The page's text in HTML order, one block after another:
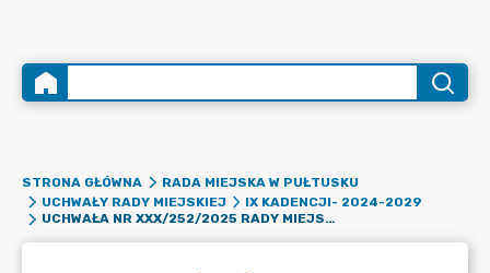
STRONA GŁÓWNA
RADA MIEJSKA W PUŁTUSKU
UCHWAŁY RADY MIEJSKIEJ
IX KADENCJI- 2024-2029
UCHWAŁA NR XXX/252/2025 RADY MIEJSKIEJ W PUŁTUSKU Z DNIA 29 GRUDNIA 2025 R. W SPRAWIE ROZPATRZENIA WNIOSKU